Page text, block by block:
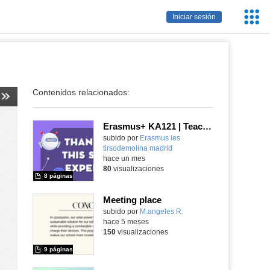
Iniciar sesión
Contenidos relacionados:
Erasmus+ KA121 | Teacher Training | Educational Robotics | Setúbal 2024
Contenido educativo.
subido por Erasmus ies
tirsodemolina madrid
8 páginas
hace un mes
80visualizaciones
Meeting place
Contenido educativo.
subido por M.angeles R.
9 páginas
hace 5 meses
150visualizaciones